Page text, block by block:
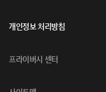
개인정보 처리방침
프라이버시 센터